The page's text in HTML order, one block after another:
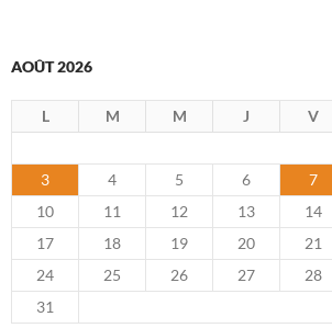
AOÛT 2026
L M M J V
3
4 5 6 7
10
11 12 13 14
17
18 19 20 21
24
25 26 27 28
31